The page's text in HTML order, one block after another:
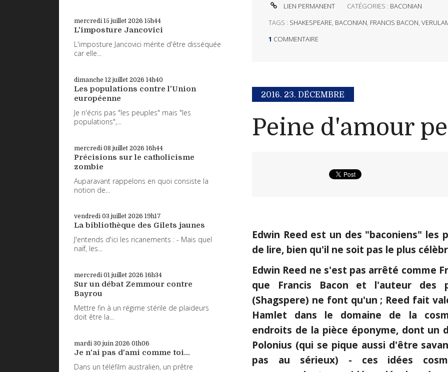
mercredi 15 juillet 2026 15h44
L'imposture Jancovici
L'imposture Jancovici mérite d'être disséquée
car elle...
dimanche 12 juillet 2026 14h40
Les populations contre l'Union
européenne
Je n'écris pas "les peuples" mais "les
populations",...
mercredi 08 juillet 2026 16h44
Précisions sur le catholicisme
zombie
Auparavant rappelons en quoi consiste la
notion de...
vendredi 03 juillet 2026 19h17
La bibliothèque des Gilets jaunes
J'entends d'ici les ricanements : - Mais quel
naïf, les...
mercredi 01 juillet 2026 16h34
Sur un débat Zemmour contre
Bayrou
Mettre fin à un régime stérile de plaideurs
doit être la...
mardi 30 juin 2026 01h06
Je n'ai pas d'ami comme toi...
Dans un téléfilm australien, un prêtre
LIEN PERMANENT CATÉGORIES : BACONIAN
TAGS : SHAKESPEARE, BACONIAN, FRANCIS BACON,
1 COMMENTAIRE
2016. 23. DÉCEMBRE
Peine d'amour
Edwin Reed est un des "baconiens"
de lire, bien qu'il ne soit pas le plus
Edwin Reed ne s'est pas arrêté comme
que Francis Bacon et l'auteur des
(Shagspere) ne font qu'un ; Reed fait
Hamlet dans le domaine de la
endroits de la pièce éponyme, dont un
Polonius (qui se pique aussi d'être
pas au sérieux) - ces idées